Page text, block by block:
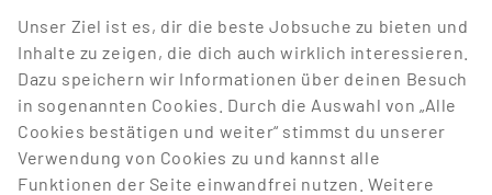
entsprechen.
Lass dich über neue Job-Chancen zu deiner Suche
mit Job-Alerts automatisch informieren!
JOB-ALERT ERSTELLEN
Unser Ziel ist es, dir die beste Jobsuche zu bieten und
Inhalte zu zeigen, die dich auch wirklich interessieren.
Dazu speichern wir Informationen über deinen Besuch
in sogenannten Cookies. Durch die Auswahl von „Alle
Cookies bestätigen und weiter“ stimmst du unserer
Verwendung von Cookies zu und kannst alle
Funktionen der Seite einwandfrei nutzen. Weitere